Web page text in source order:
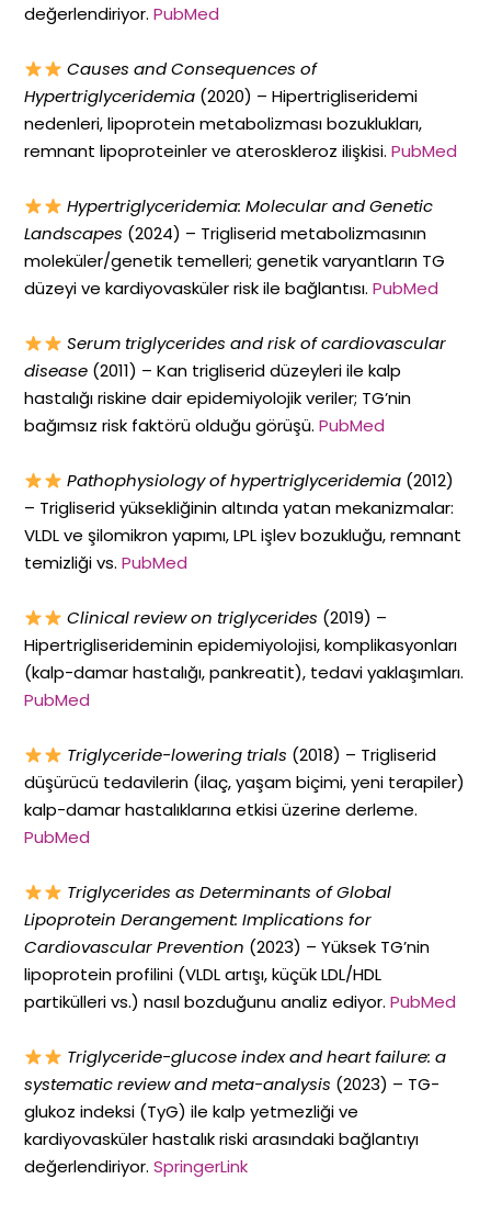
değerlendiriyor.PubMed
Causes and Consequences of
Hypertriglyceridemia (2020) – Hipertrigliseridemi
nedenleri, lipoprotein metabolizması bozuklukları,
remnant lipoproteinler ve ateroskleroz ilişkisi.PubMed
Hypertriglyceridemia: Molecular and Genetic
Landscapes (2024) – Trigliserid metabolizmasının
moleküler/genetik temelleri; genetik varyantların TG
düzeyi ve kardiyovasküler risk ile bağlantısı.PubMed
Serum triglycerides and risk of cardiovascular
disease (2011) – Kan trigliserid düzeyleri ile kalp
hastalığı riskine dair epidemiyolojik veriler; TG’nin
bağımsız risk faktörü olduğu görüşü.PubMed
Pathophysiology of hypertriglyceridemia(2012)
– Trigliserid yüksekliğinin altında yatan mekanizmalar:
VLDL ve şilomikron yapımı, LPL işlev bozukluğu, remnant
temizliği vs.PubMed
Clinical review on triglycerides (2019) –
Hipertrigliserideminin epidemiyolojisi, komplikasyonları
(kalp-damar hastalığı, pankreatit), tedavi yaklaşımları.
PubMed
Triglyceride-lowering trials (2018) – Trigliserid
düşürücü tedavilerin (ilaç, yaşam biçimi, yeni terapiler)
kalp-damar hastalıklarına etkisi üzerine derleme.
PubMed
Triglycerides as Determinants of Global
Lipoprotein Derangement: Implications for
Cardiovascular Prevention (2023) – Yüksek TG’nin
lipoprotein profilini (VLDL artışı, küçük LDL/HDL
partikülleri vs.) nasıl bozduğunu analiz ediyor.PubMed
Triglyceride-glucose index and heart failure: a
systematic review and meta-analysis (2023) – TG-
glukoz indeksi (TyG) ile kalp yetmezliği ve
kardiyovasküler hastalık riski arasındaki bağlantıyı
değerlendiriyor.SpringerLink